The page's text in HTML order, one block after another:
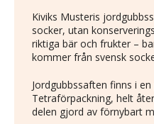
Kiviks Musteris
socker, utan
riktiga bär och frukter –
kommer från svensk
Jordgubbssaften finns i
Tetraförpackning, helt
delen gjord av förnybart